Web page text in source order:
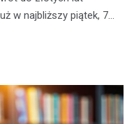
w najbliższy piątek, 7…